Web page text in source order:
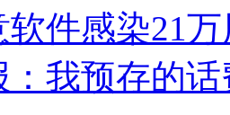
霸凌主义
片面不公正
件感染21
：我预存的